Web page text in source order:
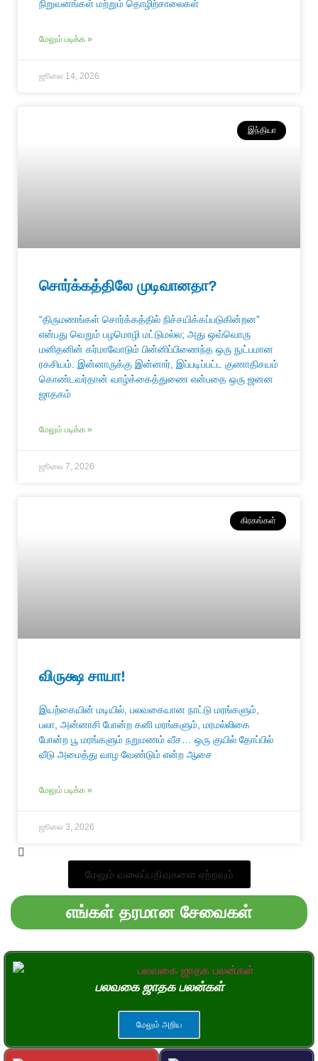
நிறுவனங்கள் மற்றும் தொழிற்சாலைகள்
மேலும் படிக்க »
ஜூலை 14, 2026
இந்தியா
சொர்க்கத்திலே முடிவானதா?
“திருமணங்கள் சொர்க்கத்தில் நிச்சயிக்கப்படுகின்றன”
என்பது வெறும் பழமொழி மட்டுமல்ல; அது ஒவ்வொரு
மனிதனின் கர்மாவோடும் பின்னிப்பிணைந்த ஒரு நுட்பமான
ரகசியம். இன்னாருக்கு இன்னார், இப்படிப்பட்ட குணாதிசயம்
கொண்டவர்தான் வாழ்க்கைத்துணை என்பதை ஒரு ஜனன
ஜாதகம்
மேலும் படிக்க »
ஜூலை 7, 2026
கிரகங்கள்
விருக்ஷ சாயா!
இயற்கையின் மடியில், பலவகையான நாட்டு மரங்களும்,
பலா, அன்னாசி போன்ற கனி மரங்களும், மரமல்லிகை
போன்ற பூ மரங்களும் நறுமணம் வீச… ஒரு குயில் தோப்பில்
வீடு அமைத்து வாழ வேண்டும் என்ற ஆசை
மேலும் படிக்க »
ஜூலை 3, 2026
மேலும் வலைப்பதிவுகளை ஏற்றவும்
எங்கள் தரமான சேவைகள்
பலவகை ஜாதக பலன்கள்
மேலும் அறிய